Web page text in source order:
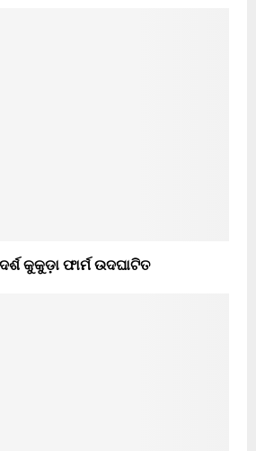
କୁକୁଡ଼ା ଫାର୍ମ ଉଦଘାଟିତ